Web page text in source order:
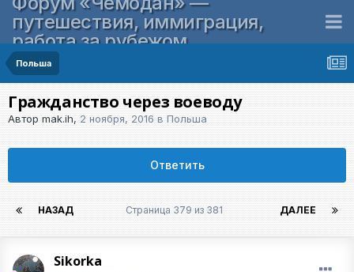
путешествия, иммиграция,
работа за рубежом
Польша
Гражданство через воеводу
Автор mak.ih, 2 ноября, 2016 в Польша
Ответить
НАЗАД ДАЛЕЕ
Страница 379 из 381
Sikorka